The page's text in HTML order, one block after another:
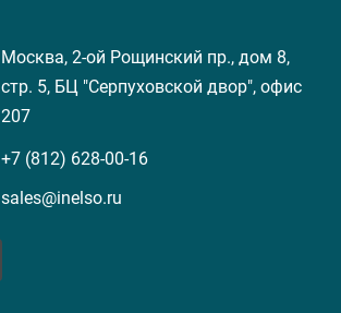
Москва, 2-ой Рощинский пр., дом 8,
стр. 5, БЦ "Серпуховской двор", офис
207
+7 (812) 628-00-16
sales@inelso.ru